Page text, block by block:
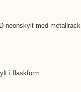
neonskylt med metallrack
i flaskform